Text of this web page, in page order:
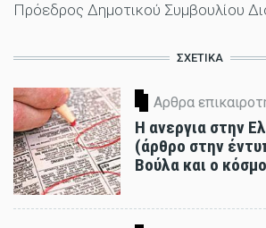
Πρόεδρος Δημοτικού Συμβουλίου
ΣΧΕΤΙΚΑ
Αρθρα
Η ανεργια στην
(άρθρο στην
Βούλα και ο